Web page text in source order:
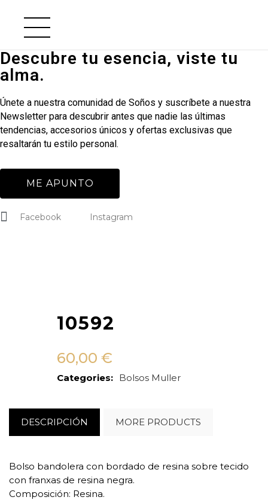
Descubre tu esencia, viste tu
alma.
Únete a nuestra comunidad de Soños y suscríbete a nuestra
Newsletter para descubrir antes que nadie las últimas
tendencias, accesorios únicos y ofertas exclusivas que
resaltarán tu estilo personal.
ME APUNTO
Facebook Instagram
10592
60,00 €
Categories: Bolsos Muller
DESCRIPCIÓN MORE PRODUCTS
Bolso bandolera con bordado de resina sobre tecido
con franxas de resina negra.
Composición: Resina.